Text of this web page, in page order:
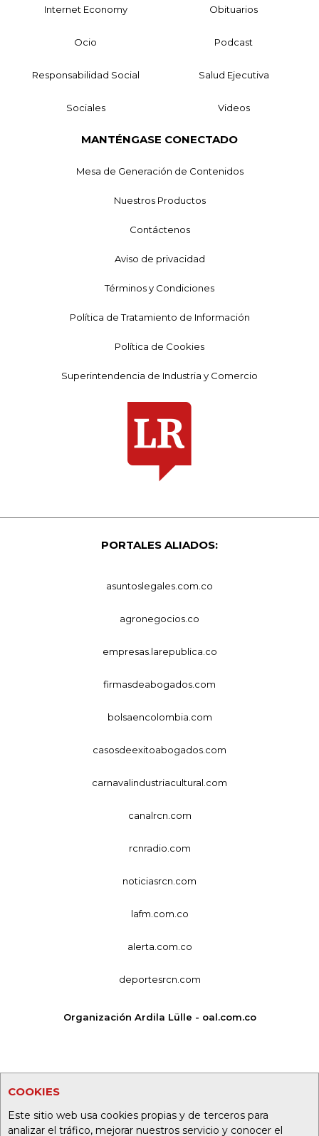
COOKIES
Este sitio web usa cookies propias y de terceros para
analizar el tráfico, mejorar nuestros servicio y conocer el
Internet Economy Obituarios
Ocio Podcast
Responsabilidad Social Salud Ejecutiva
Sociales Videos
MANTÉNGASE CONECTADO
Mesa de Generación de Contenidos
Nuestros Productos
Contáctenos
Aviso de privacidad
Términos y Condiciones
Política de Tratamiento de Información
Política de Cookies
Superintendencia de Industria y Comercio
PORTALES ALIADOS:
asuntoslegales.com.co
agronegocios.co
empresas.larepublica.co
firmasdeabogados.com
bolsaencolombia.com
casosdeexitoabogados.com
carnavalindustriacultural.com
canalrcn.com
rcnradio.com
noticiasrcn.com
lafm.com.co
alerta.com.co
deportesrcn.com
Organización Ardila Lülle - oal.com.co